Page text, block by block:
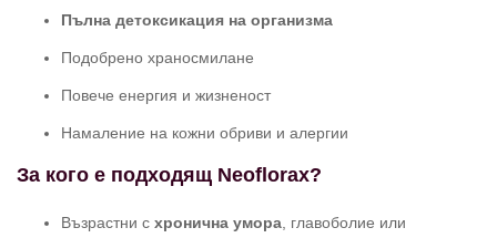
Пълна детоксикация на организма
Подобрено храносмилане
Повече енергия и жизненост
Намаление на кожни обриви и алергии
За кого е подходящ Neoflorax?
Възрастни с хронична умора , главоболие или